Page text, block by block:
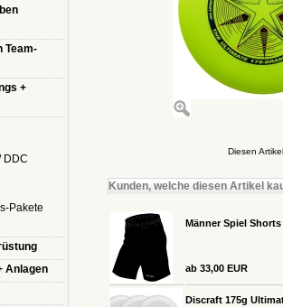
Team-
+
DDC
Pakete
Anlagen
Diesen
Kunden, welche diesen Artikel
Männer Spiel
ab 33,00 EUR
Discraft 175g